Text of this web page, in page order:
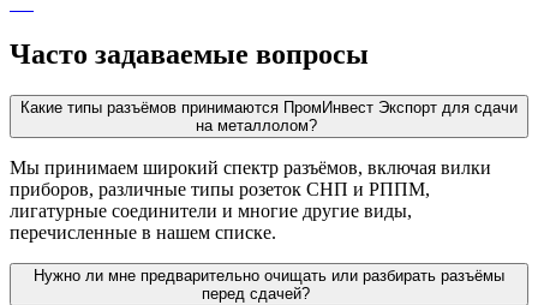
Часто задаваемые вопросы
Какие типы разъёмов принимаются ПромИнвест Экспорт для сдачи
на металлолом?
Мы принимаем широкий спектр разъёмов, включая вилки
приборов, различные типы розеток СНП и РППМ,
лигатурные соединители и многие другие виды,
перечисленные в нашем списке.
Нужно ли мне предварительно очищать или разбирать разъёмы
перед сдачей?